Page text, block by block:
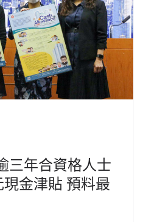
三年合資格人士
金津貼 預料最